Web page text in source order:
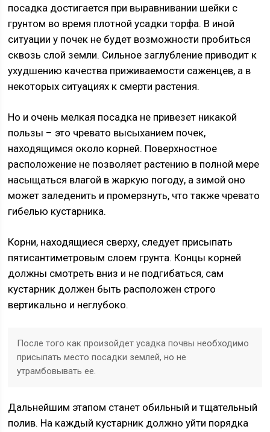
посадка достигается при выравнивании шейки с
грунтом во время плотной усадки торфа. В иной
ситуации у почек не будет возможности пробиться
сквозь слой земли. Сильное заглубление приводит к
ухудшению качества приживаемости саженцев, а в
некоторых ситуациях к смерти растения.
Но и очень мелкая посадка не привезет никакой
пользы – это чревато высыханием почек,
находящимся около корней. Поверхностное
расположение не позволяет растению в полной мере
насыщаться влагой в жаркую погоду, а зимой оно
может заледенить и промерзнуть, что также чревато
гибелью кустарника.
Корни, находящиеся сверху, следует присыпать
пятисантиметровым слоем грунта. Концы корней
должны смотреть вниз и не подгибаться, сам
кустарник должен быть расположен строго
вертикально и неглубоко.
После того как произойдет усадка почвы необходимо
присыпать место посадки землей, но не
утрамбовывать ее.
Дальнейшим этапом станет обильный и тщательный
полив. На каждый кустарник должно уйти порядка